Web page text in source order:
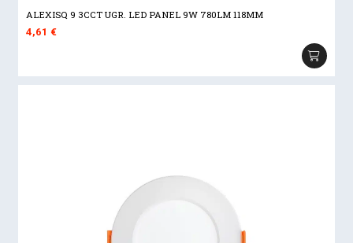
ALEXISQ 9 3CCT UGR. LED PANEL 9W 780LM 118MM
4,61€